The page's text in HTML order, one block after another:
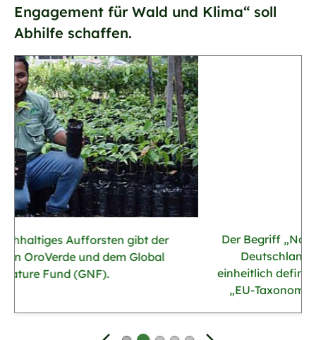
Engagement für Wald und Klima“ soll
Abhilfe schaffen.
Der Begriff „Nachhaltiges Investment“ ist in
Deutschland und der EU derzeit nicht
einheitlich definiert. Die kürzlich beschlossene
„EU-Taxonomie“ soll das bis 2023 ändern.